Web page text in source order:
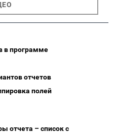
в программе
отчетов
полей
отчета – список с